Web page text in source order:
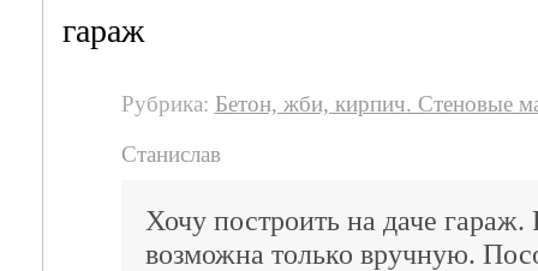
гараж
Рубрика: Бетон, жби, кирпич. Стеновые
Станислав
Хочу построить на даче гараж.
возможна только вручную.